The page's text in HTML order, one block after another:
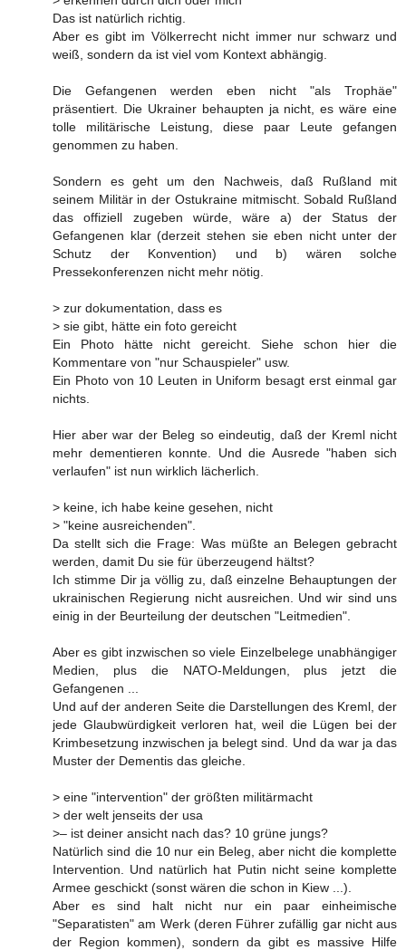
Das ist natürlich richtig.
Aber es gibt im Völkerrecht nicht immer nur schwarz und
weiß, sondern da ist viel vom Kontext abhängig.
Die Gefangenen werden eben nicht "als Trophäe"
präsentiert. Die Ukrainer behaupten ja nicht, es wäre eine
tolle militärische Leistung, diese paar Leute gefangen
genommen zu haben.
Sondern es geht um den Nachweis, daß Rußland mit
seinem Militär in der Ostukraine mitmischt. Sobald Rußland
das offiziell zugeben würde, wäre a) der Status der
Gefangenen klar (derzeit stehen sie eben nicht unter der
Schutz der Konvention) und b) wären solche
Pressekonferenzen nicht mehr nötig.
> zur dokumentation, dass es
> sie gibt, hätte ein foto gereicht
Ein Photo hätte nicht gereicht. Siehe schon hier die
Kommentare von "nur Schauspieler" usw.
Ein Photo von 10 Leuten in Uniform besagt erst einmal gar
nichts.
Hier aber war der Beleg so eindeutig, daß der Kreml nicht
mehr dementieren konnte. Und die Ausrede "haben sich
verlaufen" ist nun wirklich lächerlich.
> keine, ich habe keine gesehen, nicht
> "keine ausreichenden".
Da stellt sich die Frage: Was müßte an Belegen gebracht
werden, damit Du sie für überzeugend hältst?
Ich stimme Dir ja völlig zu, daß einzelne Behauptungen der
ukrainischen Regierung nicht ausreichen. Und wir sind uns
einig in der Beurteilung der deutschen "Leitmedien".
Aber es gibt inzwischen so viele Einzelbelege unabhängiger
Medien, plus die NATO-Meldungen, plus jetzt die
Gefangenen ...
Und auf der anderen Seite die Darstellungen des Kreml, der
jede Glaubwürdigkeit verloren hat, weil die Lügen bei der
Krimbesetzung inzwischen ja belegt sind. Und da war ja das
Muster der Dementis das gleiche.
> eine "intervention" der größten militärmacht
> der welt jenseits der usa
>– ist deiner ansicht nach das? 10 grüne jungs?
Natürlich sind die 10 nur ein Beleg, aber nicht die komplette
Intervention. Und natürlich hat Putin nicht seine komplette
Armee geschickt (sonst wären die schon in Kiew ...).
Aber es sind halt nicht nur ein paar einheimische
"Separatisten" am Werk (deren Führer zufällig gar nicht aus
der Region kommen), sondern da gibt es massive Hilfe